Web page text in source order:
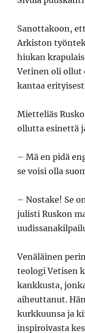
Sanottakoon,
Arkiston
hiukan
Vetinen oli ollut
kantaa
Mietteliäs
ollutta esinettä
– Mä en pidä
se voisi olla
– Nostake! Se
julisti Ruskon
Venäläinen
teologi Vetisen
kankkusta,
aiheuttanut.
kurkkuunsa ja
inspiroivasta